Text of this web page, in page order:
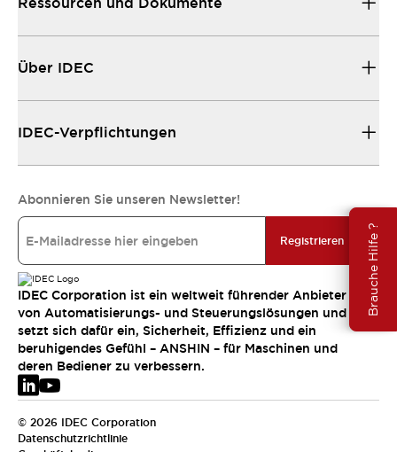
Brauche Hilfe ?
Über IDEC
IDEC-Verpflichtungen
Abonnieren Sie unseren Newsletter!
Registrieren
IDEC Corporation ist ein weltweit führender Anbieter
von Automatisierungs- und Steuerungslösungen und
setzt sich dafür ein, Sicherheit, Effizienz und ein
beruhigendes Gefühl – ANSHIN – für Maschinen und
deren Bediener zu verbessern.
© 2026 IDEC Corporation
Datenschutzrichtlinie